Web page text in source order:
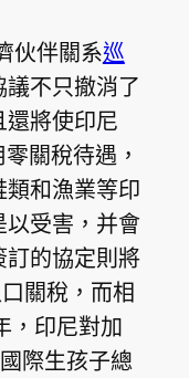
伙伴關系巡
不只撤消了
將使印尼
關稅待遇，
和漁業等印
受害，并會
的協定則將
關稅，而相
，印尼對加
際生孩子總